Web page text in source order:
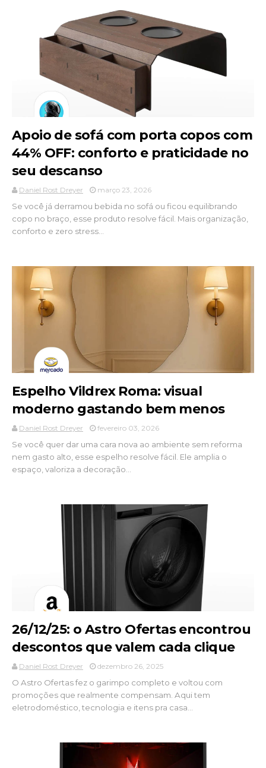
Apoio de sofá com porta copos com
44% OFF: conforto e praticidade no
seu descanso
Daniel Rost Dreyer março 23, 2026
Se você já derramou bebida no sofá ou ficou equilibrando
copo no braço, esse produto resolve fácil. Mais organização,
conforto e zero stress...
Espelho Vildrex Roma: visual
moderno gastando bem menos
Daniel Rost Dreyer fevereiro 03, 2026
Se você quer dar uma cara nova ao ambiente sem reforma
nem gasto alto, esse espelho resolve fácil. Ele amplia o
espaço, valoriza a decoração...
26/12/25: o Astro Ofertas encontrou
descontos que valem cada clique
Daniel Rost Dreyer dezembro 26, 2025
O Astro Ofertas fez o garimpo completo e voltou com
promoções que realmente compensam. Aqui tem
eletrodoméstico, tecnologia e itens pra casa...